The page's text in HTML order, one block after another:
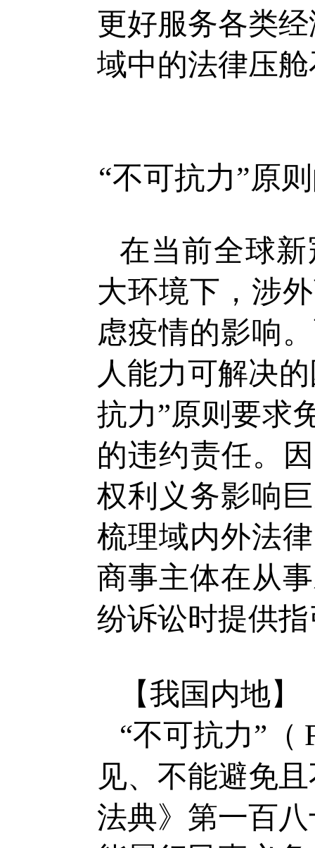
更好服务各类
域中的法律压
“不可抗力”原
在当前全球
大环境下，涉
虑疫情的影响
人能力可解决
抗力”原则要求
的违约责任。
权利义务影响
梳理域内外法
商事主体在从
纷诉讼时提供
【我国内地】
“不可抗力”（
见、不能避免
法典》第一百